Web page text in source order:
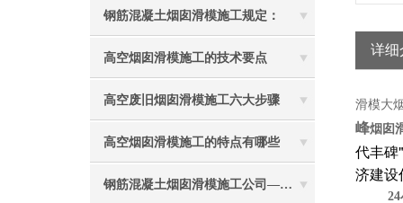
钢筋混凝土烟囱滑模施工规定：
高空烟囱滑模施工的技术要点
高空废旧烟囱滑模施工六大步骤
高空烟囱滑模施工的特点有哪些
钢筋混凝土烟囱滑模施工公司——选五林高空
详细
滑模大
峰烟囱
代丰碑
济建设